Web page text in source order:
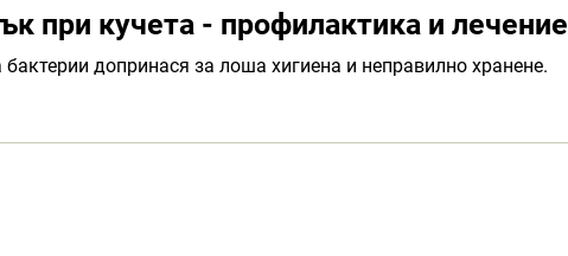
при кучета - профилактика и лечение
бактерии допринася за лоша хигиена и неправилно хранене.